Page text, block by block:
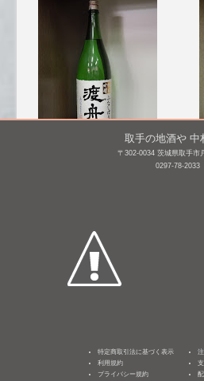
渡舟 純米吟醸 槽搾り
取手の地酒や 中
〒302-0034 茨城県取手市
0297-78-2033
特定商取引法に基づく表示
利用規約
プライバシー規約